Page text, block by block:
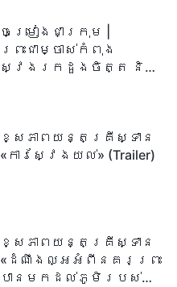
មានជីវិតអស់កល្ប
ជានិច្ច» មានន័យដូច
ម្តេចពិតប្រាកដ?
ចម្រៀងជាក្រុម |
ព្រះជាម្ចាស់កំពុង
ស្វែងរកដួងចិត្ត និង
ខ្សែភាពយន្តគ្រីស្ទាន
«ការស្វែងយល់» (Trailer)
ខ្សែភាពយន្តគ្រីស្ទាន
«ដំណឹងល្អអំពីនគរព្រះ
បានមកដល់​ភូមិរបស់